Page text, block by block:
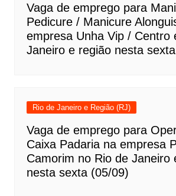
Vaga de emprego para
Pedicure / Manicure
empresa Unha Vip / Centro
Janeiro e região nesta
Rio de Janeiro e Região (RJ)
Vaga de emprego para
Caixa Padaria na empresa
Camorim no Rio de Janeiro
nesta sexta (05/09)